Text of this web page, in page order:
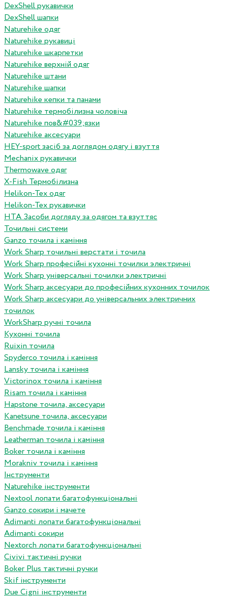
DexShell рукавички
DexShell шапки
Naturehike одяг
Naturehike рукавиці
Naturehike шкарпетки
Naturehike верхній одяг
Naturehike штани
Naturehike шапки
Naturehike кепки та панами
Naturehike термобілизна чоловіча
Naturehike пов&#039;язки
Naturehike аксесуари
HEY-sport засіб за доглядом одягу і взуття
Mechanix рукавички
Thermowave одяг
X-Fish Термобілизна
Helikon-Tex одяг
Helikon-Tex рукавички
HTA Засоби догляду за одягом та взуттяс
Точильні системи
Ganzo точила і каміння
Work Sharp точильні верстати і точила
Work Sharp професiйнi кухоннi точилки электричнi
Work Sharp унiверсальнi точилки электричнi
Work Sharp аксесуари до професiйних кухонних точилок
Work Sharp аксесуари до унiверсальних электричних
точилок
WorkSharp ручні точила
Кухонні точила
Ruixin точила
Spyderco точила і каміння
Lansky точила і каміння
Victorinox точила і каміння
Risam точила і каміння
Hapstone точила, аксесуари
Kanetsune точила, аксесуари
Benchmade точила і каміння
Leatherman точила і каміння
Boker точила і каміння
Morakniv точила і каміння
Інструменти
Naturehike інструменти
Nextool лопати багатофункціональні
Ganzo сокири і мачете
Adimanti лопати багатофункціональні
Adimanti сокири
Nextorch лопати багатофункціональні
Сivivi тактичні ручки
Boker Plus тактичні ручки
Skif інструменти
Due Cigni інструменти